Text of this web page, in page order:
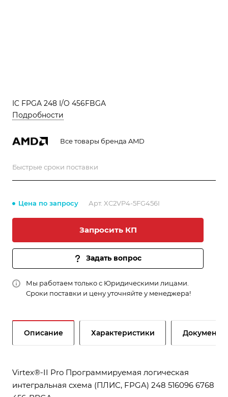
IC FPGA 248 I/O 456FBGA
Подробности
Все товары бренда AMD
Быстрые сроки поставки
Цена по запросу Арт. XC2VP4-5FG456I
Запросить КП
Задать вопрос
Мы работаем только с Юридическими лицами.
Сроки поставки и цену уточняйте у менеджера!
Описание Характеристики Документы
Virtex®-II Pro Программируемая логическая
интегральная схема (ПЛИС, FPGA) 248 516096 6768